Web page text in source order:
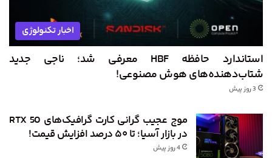
اخبار تکنولوژی
استاندارد حافظه HBF معرفی شد؛ ناجی جدید
شتاب‌دهنده‌های هوش مصنوعی!
3 روز پیش
موج عجیب گرانی کارت گرافیک‌های RTX 50
در بازار آسیا؛ تا ۵۰ درصد افزایش قیمت!
4 روز پیش